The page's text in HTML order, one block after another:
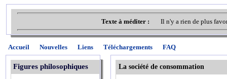
Texte à méditer : Il n'y a rien de plus
Accueil Nouvelles Liens Téléchargements FAQ
Figures philosophiques La société de consommation